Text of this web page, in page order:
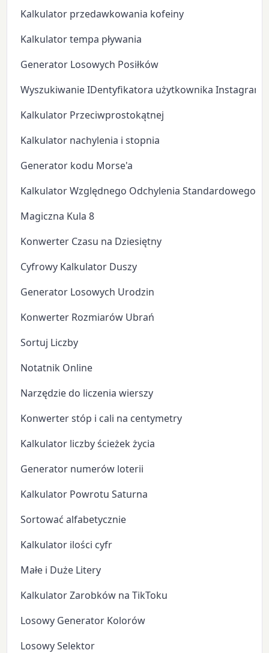
Kalkulator przedawkowania kofeiny
Kalkulator tempa pływania
Generator Losowych Posiłków
Wyszukiwanie IDentyfikatora użytkownika Instagram
Kalkulator Przeciwprostokątnej
Kalkulator nachylenia i stopnia
Generator kodu Morse'a
Kalkulator Względnego Odchylenia Standardowego
Magiczna Kula 8
Konwerter Czasu na Dziesiętny
Cyfrowy Kalkulator Duszy
Generator Losowych Urodzin
Konwerter Rozmiarów Ubrań
Sortuj Liczby
Notatnik Online
Narzędzie do liczenia wierszy
Konwerter stóp i cali na centymetry
Kalkulator liczby ścieżek życia
Generator numerów loterii
Kalkulator Powrotu Saturna
Sortować alfabetycznie
Kalkulator ilości cyfr
Małe i Duże Litery
Kalkulator Zarobków na TikToku
Losowy Generator Kolorów
Losowy Selektor